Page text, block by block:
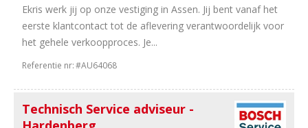
Sector
Duurzame
Personenauto's
Dealerholdings
Bedrijfsauto's
Schadeherstel
Ekris werk jij op onze vestiging in Assen. Jij bent vanaf het
eerste klantcontact tot de aflevering verantwoordelijk voor
het gehele verkoopproces. Je...
Referentie nr:#AU64068
Technisch Service adviseur -